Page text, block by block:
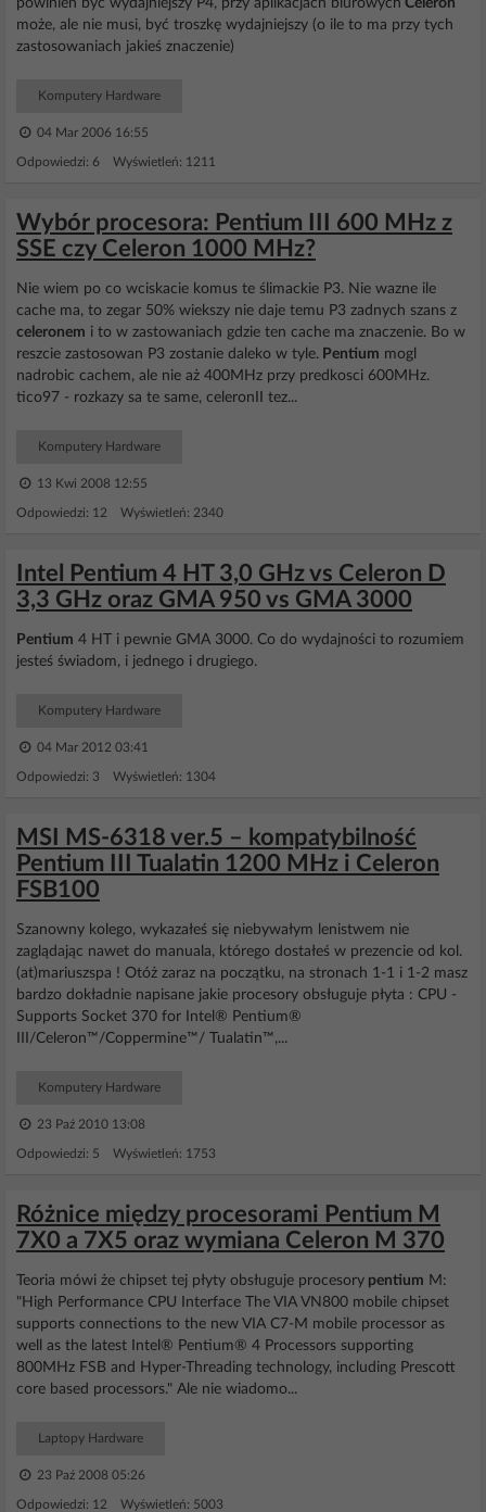
powinien być wydajniejszy P4, przy aplikacjach biurowych Celeron
może, ale nie musi, być troszkę wydajniejszy (o ile to ma przy tych
zastosowaniach jakieś znaczenie)
Komputery Hardware
04 Mar 2006 16:55
Odpowiedzi: 6 Wyświetleń: 1211
Wybór procesora: Pentium III 600 MHz z
SSE czy Celeron 1000 MHz?
Nie wiem po co wciskacie komus te ślimackie P3. Nie wazne ile
cache ma, to zegar 50% wiekszy nie daje temu P3 zadnych szans z
celeronem i to w zastowaniach gdzie ten cache ma znaczenie. Bo w
reszcie zastosowan P3 zostanie daleko w tyle. Pentium mogl
nadrobic cachem, ale nie aż 400MHz przy predkosci 600MHz.
tico97 - rozkazy sa te same, celeronII tez...
Komputery Hardware
13 Kwi 2008 12:55
Odpowiedzi: 12 Wyświetleń: 2340
Intel Pentium 4 HT 3,0 GHz vs Celeron D
3,3 GHz oraz GMA 950 vs GMA 3000
Pentium 4 HT i pewnie GMA 3000. Co do wydajności to rozumiem
jesteś świadom, i jednego i drugiego.
Komputery Hardware
04 Mar 2012 03:41
Odpowiedzi: 3 Wyświetleń: 1304
MSI MS-6318 ver.5 – kompatybilność
Pentium III Tualatin 1200 MHz i Celeron
FSB100
Szanowny kolego, wykazałeś się niebywałym lenistwem nie
zaglądając nawet do manuala, którego dostałeś w prezencie od kol.
(at)mariuszspa ! Otóż zaraz na początku, na stronach 1-1 i 1-2 masz
bardzo dokładnie napisane jakie procesory obsługuje płyta : CPU -
Supports Socket 370 for Intel® Pentium®
III/Celeron™/Coppermine™/ Tualatin™,...
Komputery Hardware
23 Paź 2010 13:08
Odpowiedzi: 5 Wyświetleń: 1753
Różnice między procesorami Pentium M
7X0 a 7X5 oraz wymiana Celeron M 370
Teoria mówi że chipset tej płyty obsługuje procesory pentium M:
"High Performance CPU Interface The VIA VN800 mobile chipset
supports connections to the new VIA C7-M mobile processor as
well as the latest Intel® Pentium® 4 Processors supporting
800MHz FSB and Hyper-Threading technology, including Prescott
core based processors." Ale nie wiadomo...
Laptopy Hardware
23 Paź 2008 05:26
Odpowiedzi: 12 Wyświetleń: 5003